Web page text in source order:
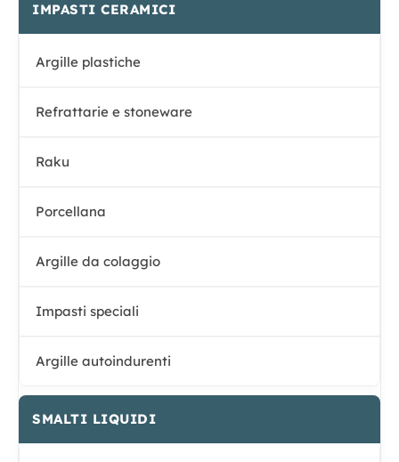
IMPASTI CERAMICI
Argille plastiche
Refrattarie e stoneware
Raku
Porcellana
Argille da colaggio
Impasti speciali
Argille autoindurenti
SMALTI LIQUIDI